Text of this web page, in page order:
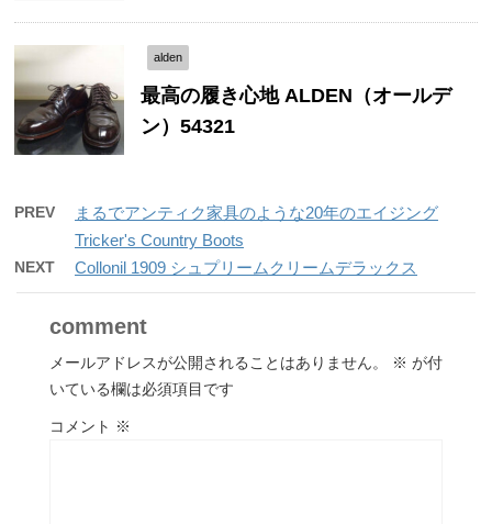
alden
最高の履き心地 ALDEN（オールデ
ン）54321
PREV
まるでアンティク家具のような20年のエイジング
Tricker's Country Boots
NEXT Collonil 1909 シュプリームクリームデラックス
comment
メールアドレスが公開されることはありません。 ※ が付
いている欄は必須項目です
コメント ※